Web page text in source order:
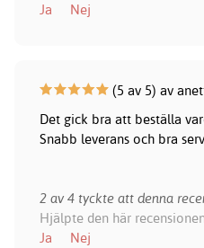
Ja
Nej
(5 av 5) av
Det gick bra att beställa
Snabb leverans och bra
2 av 4 tyckte att denna
Hjälpte den här
Ja
Nej